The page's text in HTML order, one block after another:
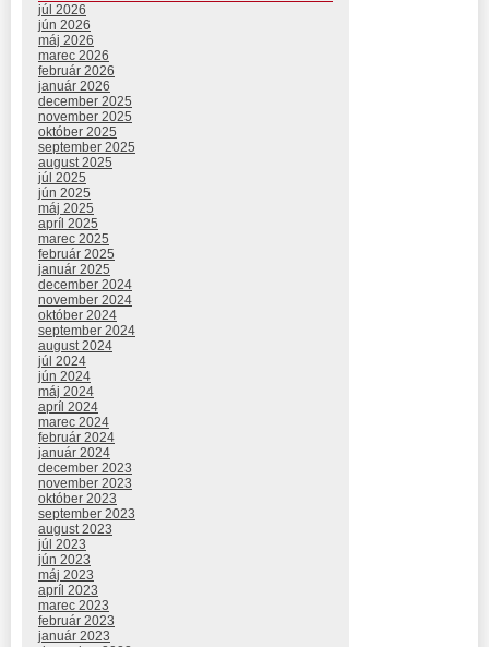
júl 2026
jún 2026
máj 2026
marec 2026
február 2026
január 2026
december 2025
november 2025
október 2025
september 2025
august 2025
júl 2025
jún 2025
máj 2025
apríl 2025
marec 2025
február 2025
január 2025
december 2024
november 2024
október 2024
september 2024
august 2024
júl 2024
jún 2024
máj 2024
apríl 2024
marec 2024
február 2024
január 2024
december 2023
november 2023
október 2023
september 2023
august 2023
júl 2023
jún 2023
máj 2023
apríl 2023
marec 2023
február 2023
január 2023